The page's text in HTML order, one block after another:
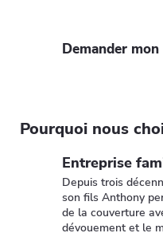
Demander mon
Pourquoi nous
Entreprise
Depuis trois
son fils Anthony
de la couverture
dévouement et le